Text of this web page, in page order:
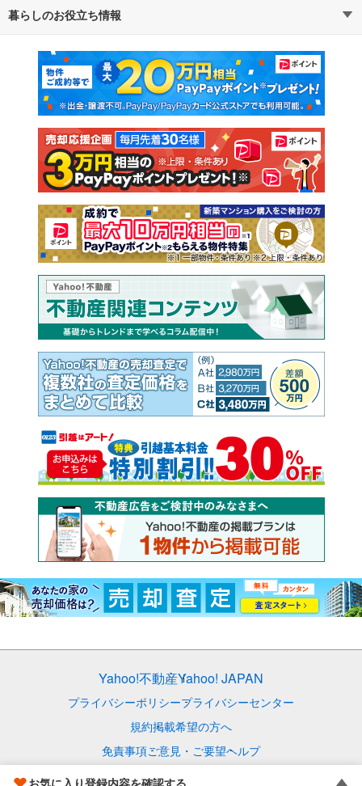
お気に入り登録内容を確認する
不動産・住宅
新築マンション 中古マンション
新築一戸建て 中古一戸建て
注文住宅 土地
売却査定
暮らしのお役立ち情報
マンションカタログ 教えて！住まいの先生
Yahoo!不動産Yahoo! JAPAN
プライバシーポリシープライバシーセンター
規約掲載希望の方へ
免責事項ご意見・ご要望ヘルプ
© LY Corporation